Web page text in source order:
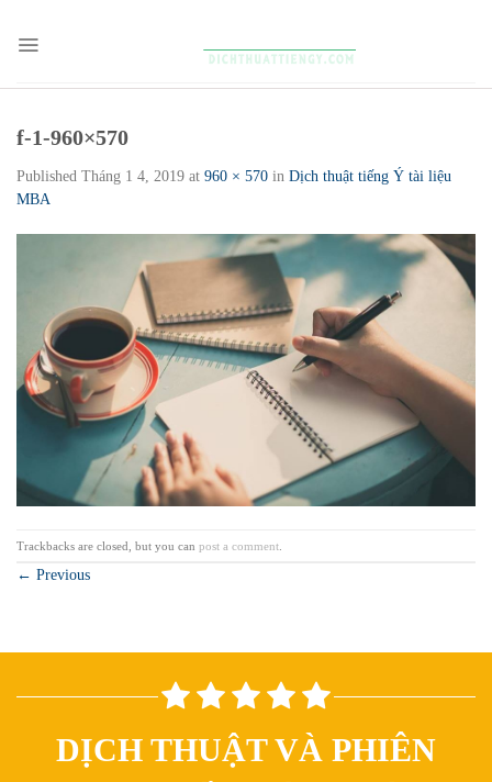
content
f-1-960×570
Published Tháng 1 4, 2019 at 960 × 570 in Dịch thuật tiếng Ý tài liệu
MBA
Trackbacks are closed, but you can post a comment
← Previous
DỊCH THUẬT VÀ PHIÊN